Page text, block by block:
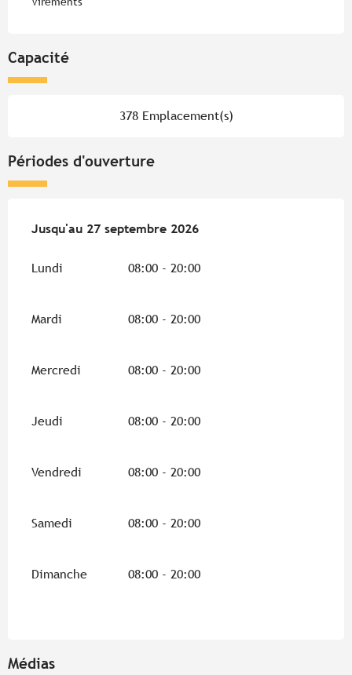
Capacité
378 Emplacement(s)
Périodes d'ouverture
Du3 avril 2026au27 septembre 2026
Jusqu'au 27 septembre 2026
Lundi 08:00 - 20:00
Mardi 08:00 - 20:00
Mercredi 08:00 - 20:00
Jeudi 08:00 - 20:00
Vendredi 08:00 - 20:00
Samedi 08:00 - 20:00
Dimanche 08:00 - 20:00
Médias